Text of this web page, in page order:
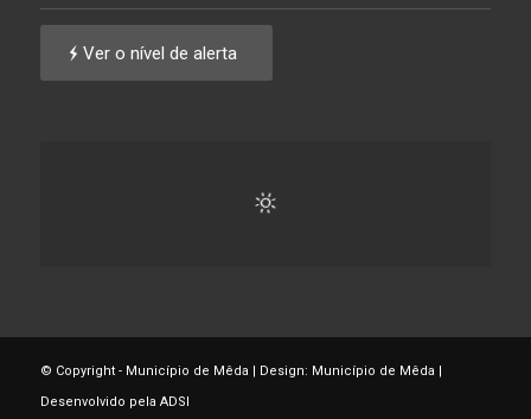
Ver o nível de alerta
© Copyright - Município de Mêda | Design: Município de Mêda |
Desenvolvido pela ADSI